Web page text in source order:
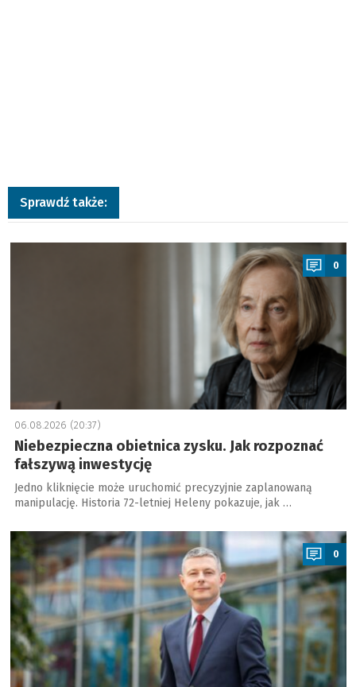
Sprawdź także:
a
0
06.08.2026 (20:37)
Niebezpieczna obietnica zysku. Jak rozpoznać
fałszywą inwestycję
Jedno kliknięcie może uruchomić precyzyjnie zaplanowaną
manipulację. Historia 72-letniej Heleny pokazuje, jak …
a
0